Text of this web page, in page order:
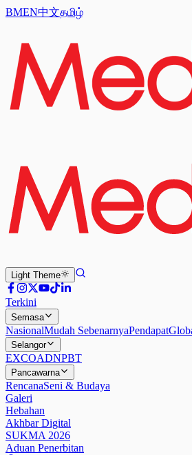
BMEN中文தமிழ்
Light Theme
Terkini
Semasa
NasionalMudah SebenarnyaPendapat
Selangor
EXCOADNPBT
Pancawarna
RencanaSeni & Budaya
Galeri
Hebahan
Akhbar Digital
SUKMA 2026
Aduan Penerbitan